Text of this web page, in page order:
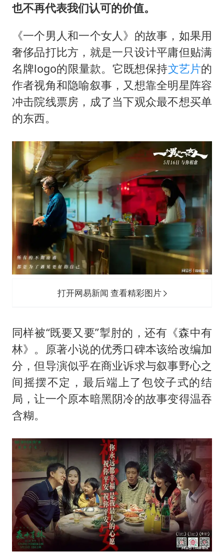
也不再代表我们认可的价值。
《一个男人和一个女人》的故事，如果用
奢侈品打比方，就是一只设计平庸但贴满
名牌logo的限量款。它既想保持文艺片的
作者视角和隐喻叙事，又想靠全明星阵容
冲击院线票房，成了当下观众最不想买单
的东西。
打开网易新闻 查看精彩图片
同样被“既要又要”掣肘的，还有《森中有
林》。原著小说的优秀口碑本该给改编加
分，但导演似乎在商业诉求与叙事野心之
间摇摆不定，最后端上了包饺子式的结
局，让一个原本暗黑阴冷的故事变得温吞
含糊。